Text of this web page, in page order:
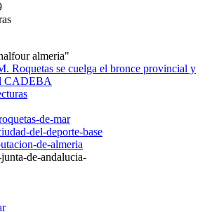
almeria"
Roquetas se cuelga el bronce provincial y
CADEBA